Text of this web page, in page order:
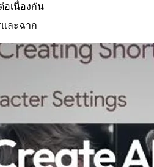
อเนื่องกัน
ละฉาก